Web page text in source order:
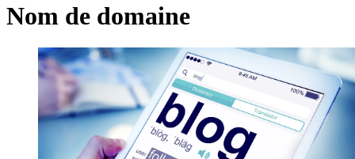
Nom de domaine